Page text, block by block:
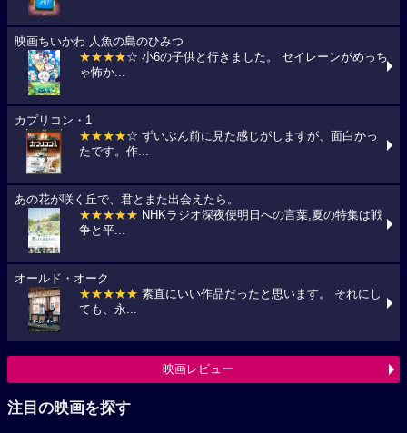
映画ちいかわ 人魚の島のひみつ
★★★★☆ 小6の子供と行きました。 セイレーンがめっち
ゃ怖か...
カプリコン・1
★★★★☆ ずいぶん前に見た感じがしますが、面白かっ
たです。作...
あの花が咲く丘で、君とまた出会えたら。
★★★★★ NHKラジオ深夜便明日への言葉,夏の特集は戦
争と平...
オールド・オーク
★★★★★ 素直にいい作品だったと思います。 それにし
ても、永...
映画レビュー
注目の映画を探す